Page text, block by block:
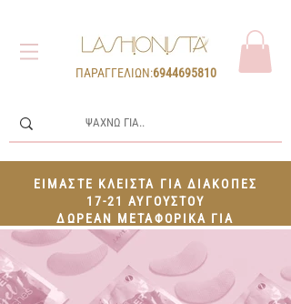
ΠΑΡΑΓΓΕΛΙΩΝ:6944695810
ΕΙΜΑΣΤΕ ΚΛΕΙΣΤΑ ΓΙΑ ΔΙΑΚΟΠΕΣ
17-21 ΑΥΓΟΥΣΤΟΥ
ΔΩΡΕΑΝ ΜΕΤΑΦΟΡΙΚΑ ΓΙΑ
ΠΑΡΑΓΓΕΛΙΕΣ 100€+